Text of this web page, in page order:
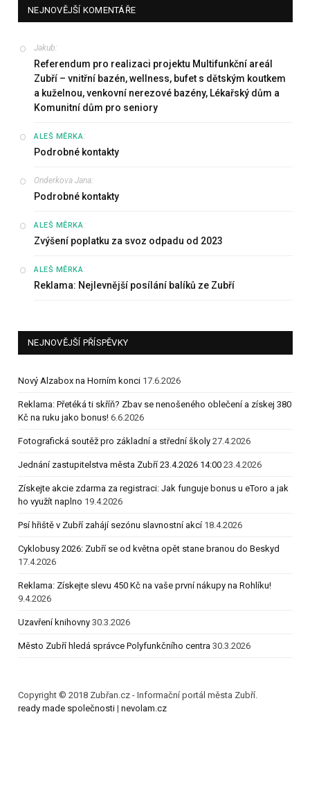
NEJNOVĚJŠÍ KOMENTÁŘE
Jakub:
Referendum pro realizaci projektu Multifunkční areál
Zubří – vnitřní bazén, wellness, bufet s dětským koutkem
a kuželnou, venkovní nerezové bazény, Lékařský dům a
Komunitní dům pro seniory
ALEŠ MĚRKA:
Podrobné kontakty
Onderkova Jana:
Podrobné kontakty
ALEŠ MĚRKA:
Zvýšení poplatku za svoz odpadu od 2023
ALEŠ MĚRKA:
Reklama: Nejlevnější posílání balíků ze Zubří
NEJNOVĚJŠÍ PŘÍSPĚVKY
Nový Alzabox na Horním konci 17.6.2026
Reklama: Přetéká ti skříň? Zbav se nenošeného oblečení a získej 380
Kč na ruku jako bonus! 6.6.2026
Fotografická soutěž pro základní a střední školy 27.4.2026
Jednání zastupitelstva města Zubří 23.4.2026 14:00 23.4.2026
Získejte akcie zdarma za registraci: Jak funguje bonus u eToro a jak
ho využít naplno 19.4.2026
Psí hřiště v Zubří zahájí sezónu slavnostní akcí 18.4.2026
Cyklobusy 2026: Zubří se od května opět stane branou do Beskyd
17.4.2026
Reklama: Získejte slevu 450 Kč na vaše první nákupy na Rohlíku!
9.4.2026
Uzavření knihovny 30.3.2026
Město Zubří hledá správce Polyfunkčního centra 30.3.2026
Copyright © 2018 Zubřan.cz - Informační portál města Zubří.
ready made společnosti | nevolam.cz